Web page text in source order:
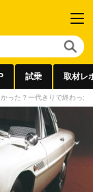
試乗 取材レ
った？一代きりで終わっ